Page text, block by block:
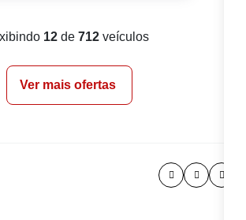
12de 712veículos
Ver mais ofertas